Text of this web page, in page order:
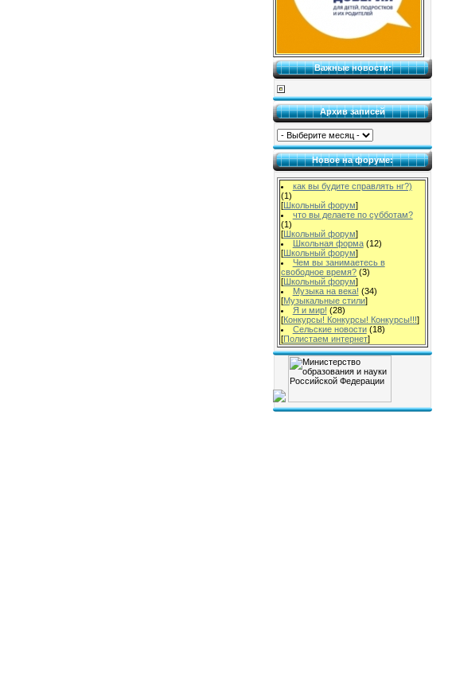
Важные новости:
Архив записей
Новое на форуме:
как вы будите справлять нг?)
(1)
[Школьный форум]
что вы делаете по субботам?
(1)
[Школьный форум]
Школьная форма (12)
[Школьный форум]
Чем вы занимаетесь в
свободное время? (3)
[Школьный форум]
Музыка на века! (34)
[Музыкальные стили]
Я и мир! (28)
[Конкурсы! Конкурсы! Конкурсы!!!]
Сельские новости (18)
[Полистаем интернет]